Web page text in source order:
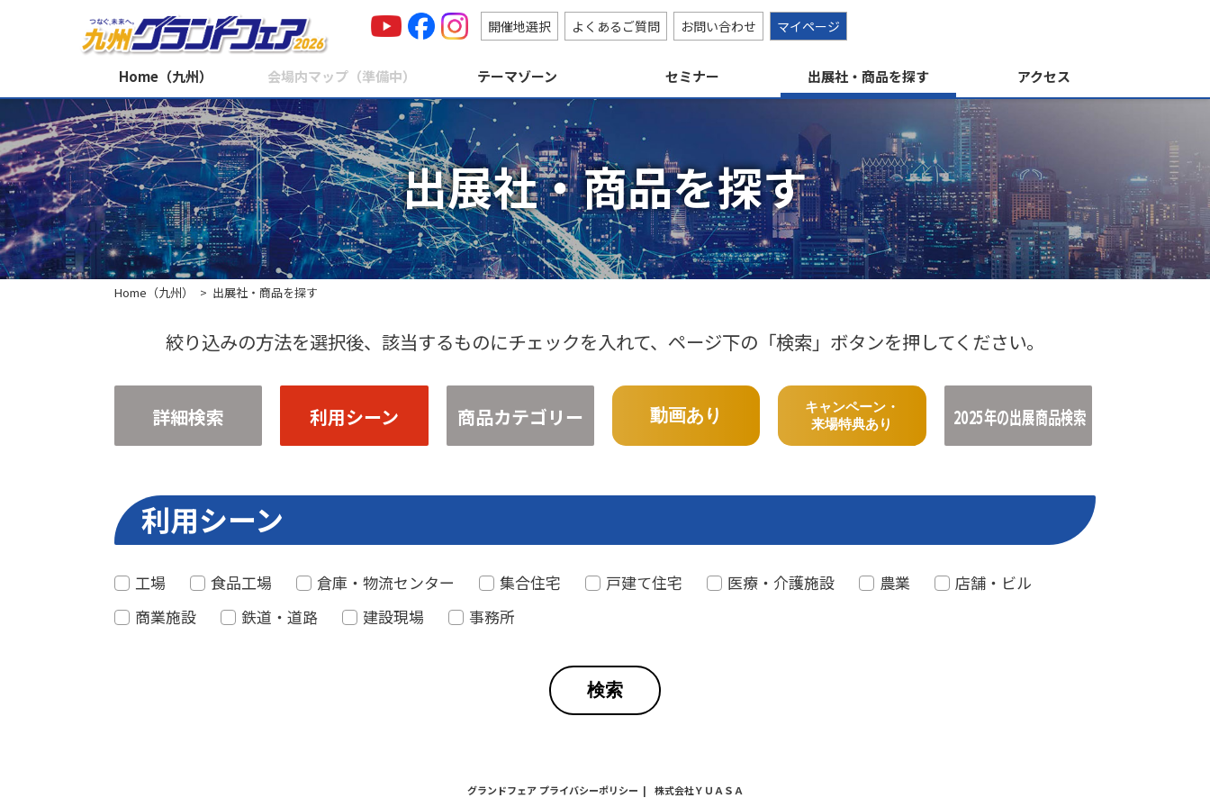
開催地選択 よくあるご質問 お問い合わせ マイページ
Home（九州） 会場内マップ（準備中） テーマゾーン セミナー 出展社・商品を探す アクセス
出展社・商品を探す
Home（九州） 出展社・商品を探す
絞り込みの方法を選択後、該当するものにチェックを入れて、ページ下の「検索」ボタンを押してください。
詳細検索 利用シーン 商品カテゴリー 動画あり
キャンペーン・
来場特典あり
2025年の出展商品検索
利用シーン
工場 食品工場 倉庫・物流センター 集合住宅 戸建て住宅 医療・介護施設 農業
店舗・ビル
商業施設
鉄道・道路 建設現場 事務所
グランドフェア プライバシーポリシー 株式会社ＹＵＡＳＡ